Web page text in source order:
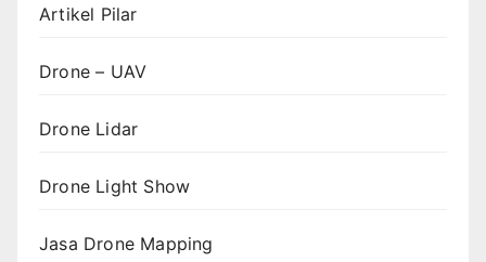
Artikel Pilar
Drone – UAV
Drone Lidar
Drone Light Show
Jasa Drone Mapping